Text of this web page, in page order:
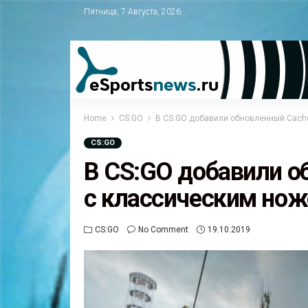
Пятница, 7 Августа, 2026
Home CS:GO В CS:GO добавили обновленный
CS:GO
В CS:GO добавили
с классическим
CS:GO No Comment 19.10.2019